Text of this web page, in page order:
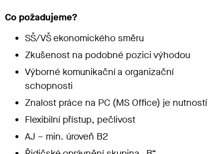
Co požadujeme?
SŠ/VŠ ekonomického směru
Zkušenost na podobné pozici výhodou
Výborné komunikační a organizační
schopnosti
Znalost práce na PC (MS Office) je nutností
Flexibilní přístup, pečlivost
AJ – min. úroveň B2